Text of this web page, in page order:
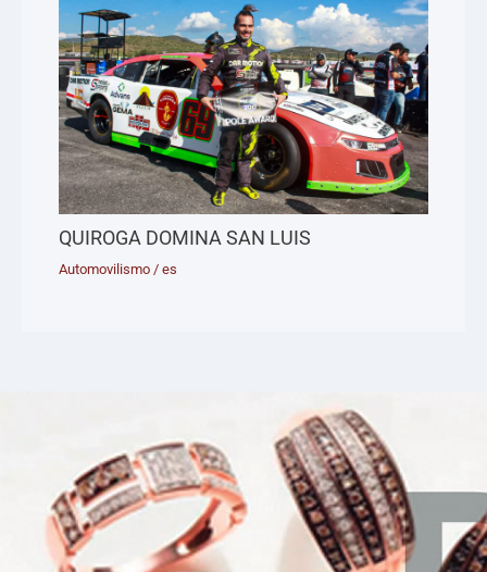
QUIROGA DOMINA SAN LUIS
Automovilismo /es